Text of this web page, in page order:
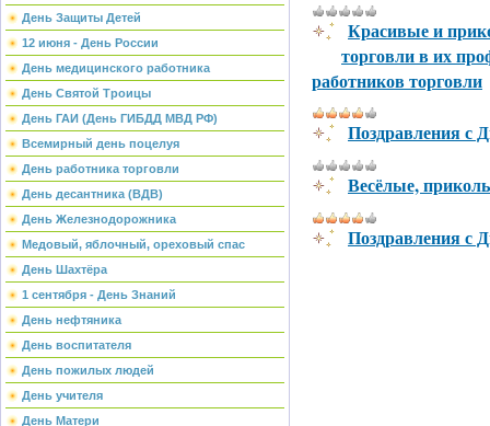
День Защиты Детей
12 июня - День России
День медицинского работника
День Святой Троицы
День ГАИ (День ГИБДД МВД РФ)
Всемирный день поцелуя
День работника торговли
День десантника (ВДВ)
День Железнодорожника
Медовый, яблочный, ореховый спас
День Шахтёра
1 сентября - День Знаний
День нефтяника
День воспитателя
День пожилых людей
День учителя
День Матери
Красивые и
торговли в их
работников торговли
Поздравления с
Весёлые,
Поздравления с